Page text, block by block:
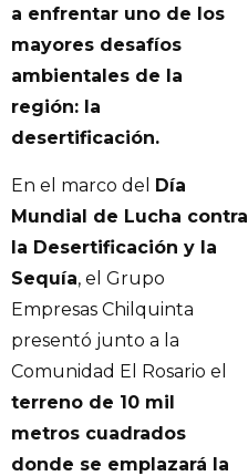
a enfrentar uno de los
mayores desafíos
ambientales de la
región: la
desertificación.
En el marco del Día
Mundial de Lucha contra
la Desertificación y la
Sequía, el Grupo
Empresas Chilquinta
presentó junto a la
Comunidad El Rosario el
terreno de 10 mil
metros cuadrados
donde se emplazará la